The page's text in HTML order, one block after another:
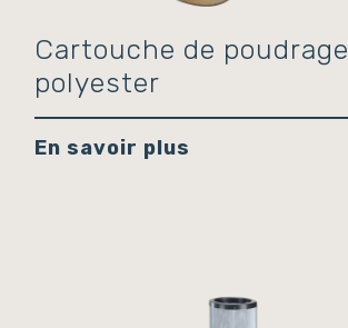
Cartouche de poudrage
polyester
En savoir plus